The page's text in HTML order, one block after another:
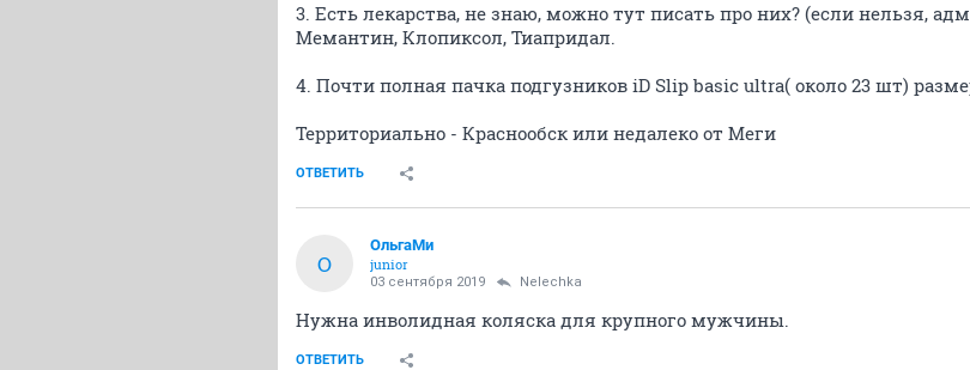
3. Есть лекарства, не знаю, можно тут писать про них? (если нельзя,
Мемантин, Клопиксол, Тиапридал.
4. Почти полная пачка подгузников iD Slip basic ultra( около 23 шт)
Территориально - Краснообск или недалеко от Меги
ОТВЕТИТЬ
О
ОльгаМи
junior
03 сентября 2019 Nelechka
Нужна инволидная коляска для крупного мужчины.
ОТВЕТИТЬ